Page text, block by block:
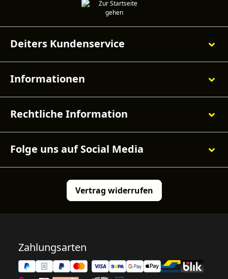
Deiters Kundenservice
Informationen
Rechtliche Information
Folge uns auf Social Media
Vertrag widerrufen
Zahlungsarten